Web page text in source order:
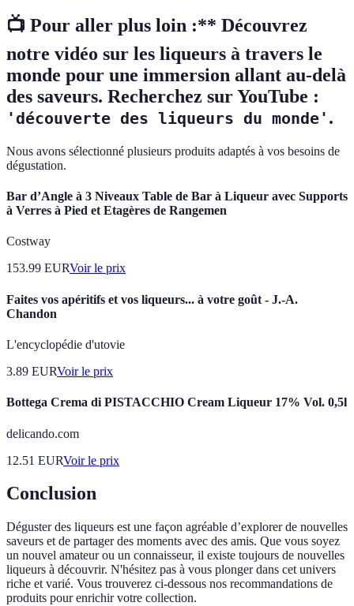
📺 Pour aller plus loin :** Découvrez
notre vidéo sur les liqueurs à travers le
monde pour une immersion allant au-delà
des saveurs. Recherchez sur YouTube :
'découverte des liqueurs du monde' .
Nous avons sélectionné plusieurs produits adaptés à vos besoins de
dégustation.
Bar d’Angle à 3 Niveaux Table de Bar à Liqueur avec Supports
à Verres à Pied et Etagères de Rangemen
Costway
153.99 EURVoir le prix
Faites vos apéritifs et vos liqueurs... à votre goût - J.-A.
Chandon
L'encyclopédie d'utovie
3.89 EURVoir le prix
Bottega Crema di PISTACCHIO Cream Liqueur 17% Vol. 0,5l
delicando.com
12.51 EURVoir le prix
Conclusion
Déguster des liqueurs est une façon agréable d’explorer de nouvelles
saveurs et de partager des moments avec des amis. Que vous soyez
un nouvel amateur ou un connaisseur, il existe toujours de nouvelles
liqueurs à découvrir. N'hésitez pas à vous plonger dans cet univers
riche et varié. Vous trouverez ci-dessous nos recommandations de
produits pour enrichir votre collection.